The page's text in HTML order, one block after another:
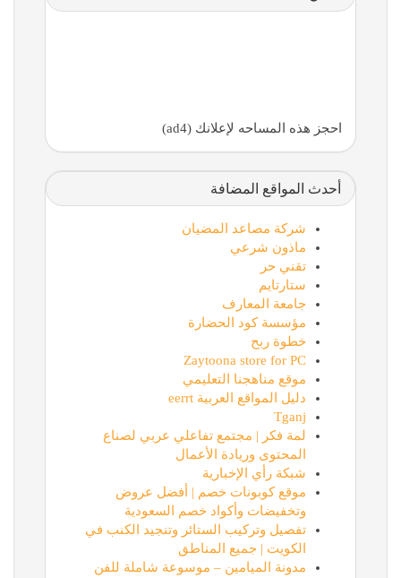
احجز هذه المساحه لإعلانك (ad4)
أحدث المواقع المضافة
شركة مصاعد المضيان
ماذون شرعي
تقني حر
ستارتايم
جامعة المعارف
مؤسسة كود الحضارة
خطوة ربح
Zaytoona store for PC
موقع مناهجنا التعليمي
دليل المواقع العربية eerrt
Tganj
لمة فكر | مجتمع تفاعلي عربي لصناع
المحتوى وريادة الأعمال
شبكة رأي الإخبارية
موقع كوبونات خصم | أفضل عروض
وتخفيضات وأكواد خصم السعودية
تفصيل وتركيب الستائر وتنجيد الكنب في
الكويت | جميع المناطق
مدونة الميامين – موسوعة شاملة للفن